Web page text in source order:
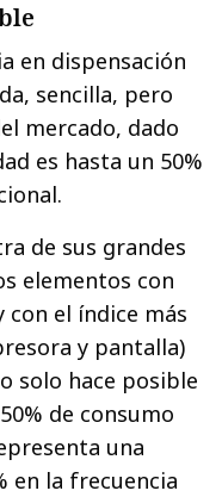
en dispensación
sencilla, pero
mercado, dado
es hasta un 50%
de sus grandes
elementos con
el índice más
y pantalla)
solo hace posible
de consumo
una
en la frecuencia